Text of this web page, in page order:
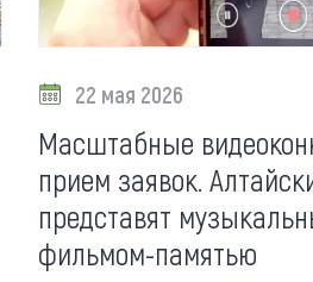
22 мая 2026
Масштабные
прием заявок.
представят
фильмом-памятью